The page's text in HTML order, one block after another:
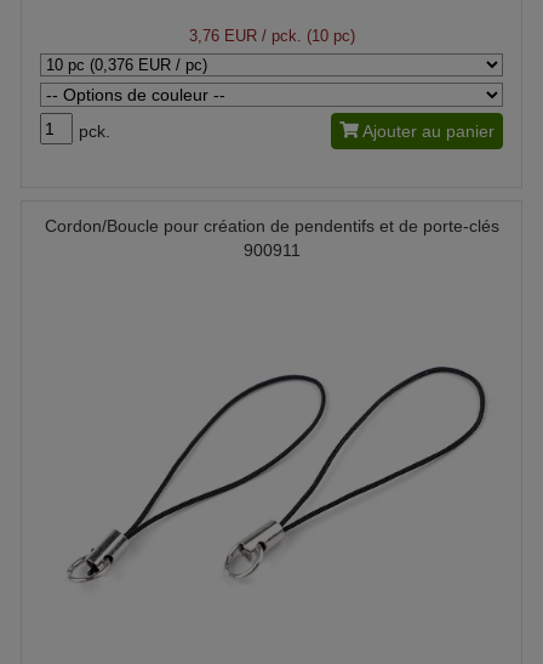
3,76 EUR/ pck. (10 pc)
pck. Ajouter au panier
Cordon/Boucle pour création de pendentifs et de porte-clés
900911